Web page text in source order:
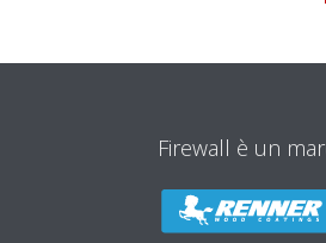
Firewall è un